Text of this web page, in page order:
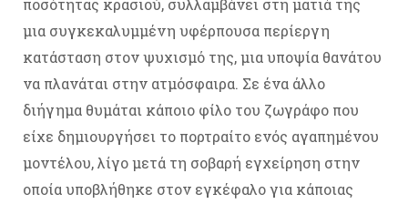
μια συγκεκαλυμμένη υφέρπουσα περίεργη
κατάσταση στον ψυχισμό της, μια υποψία θανάτου
να πλανάται στην ατμόσφαιρα. Σε ένα άλλο
διήγημα θυμάται κάποιο φίλο του ζωγράφο που
είχε δημιουργήσει το πορτραίτο ενός αγαπημένου
μοντέλου, λίγο μετά τη σοβαρή εγχείρηση στην
οποία υποβλήθηκε στον εγκέφαλο για κάποιας